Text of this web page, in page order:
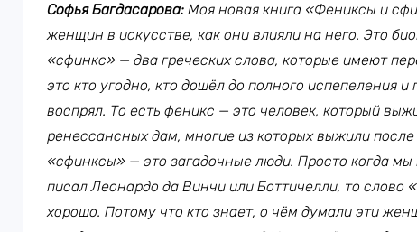
Софья Багдасарова: Моя новая книга «Фениксы и
женщин в искусстве, как они влияли на него. Это
«сфинкс» — два греческих слова, которые имеют
это кто угодно, кто дошёл до полного испепеления
воспрял. То есть феникс — это человек, который
ренессансных дам, многие из которых выжили
«сфинксы» — это загадочные люди. Просто когда
писал Леонардо да Винчи или Боттичелли, то
хорошо. Потому что кто знает, о чём думали эти